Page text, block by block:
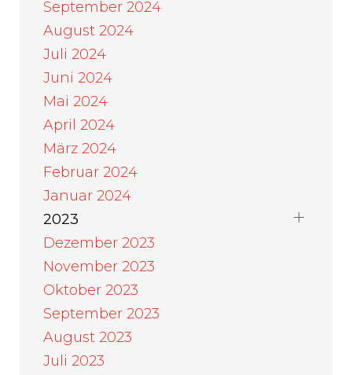
September 2024
August 2024
Juli 2024
Juni 2024
Mai 2024
April 2024
März 2024
Februar 2024
Januar 2024
2023
Dezember 2023
November 2023
Oktober 2023
September 2023
August 2023
Juli 2023